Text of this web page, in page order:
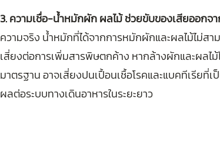
3. ความเชื่อ-น้ำหมักผัก ผลไม้ ช่วยขับของเสียออกจา
ความจริง น้ำหมักที่ได้จากการหมักผักและผลไม้ไม่ส
เสี่ยงต่อการเพิ่มสารพิษตกค้าง หากล้างผักและผลไม้
มาตรฐาน อาจเสี่ยงปนเปื้อนเชื้อโรคและแบคทีเรีย
ผลต่อระบบทางเดินอาหารในระยะยาว